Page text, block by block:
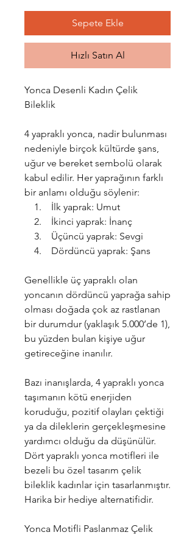
Sepete Ekle
Hızlı Satın Al
Yonca Desenli Kadın Çelik
Bileklik
4 yapraklı yonca, nadir bulunması
nedeniyle birçok kültürde şans,
uğur ve bereket sembolü olarak
kabul edilir. Her yaprağının farklı
bir anlamı olduğu söylenir:
1. İlk yaprak: Umut
2. İkinci yaprak: İnanç
3. Üçüncü yaprak: Sevgi
4. Dördüncü yaprak: Şans
Genellikle üç yapraklı olan
yoncanın dördüncü yaprağa sahip
olması doğada çok az rastlanan
bir durumdur (yaklaşık 5.000’de 1),
bu yüzden bulan kişiye uğur
getireceğine inanılır.
Bazı inanışlarda, 4 yapraklı yonca
taşımanın kötü enerjiden
koruduğu, pozitif olayları çektiği
ya da dileklerin gerçekleşmesine
yardımcı olduğu da düşünülür.
Dört yapraklı yonca motifleri ile
bezeli bu özel tasarım çelik
bileklik kadınlar için tasarlanmıştır.
Harika bir hediye alternatifidir.
Yonca Motifli Paslanmaz Çelik